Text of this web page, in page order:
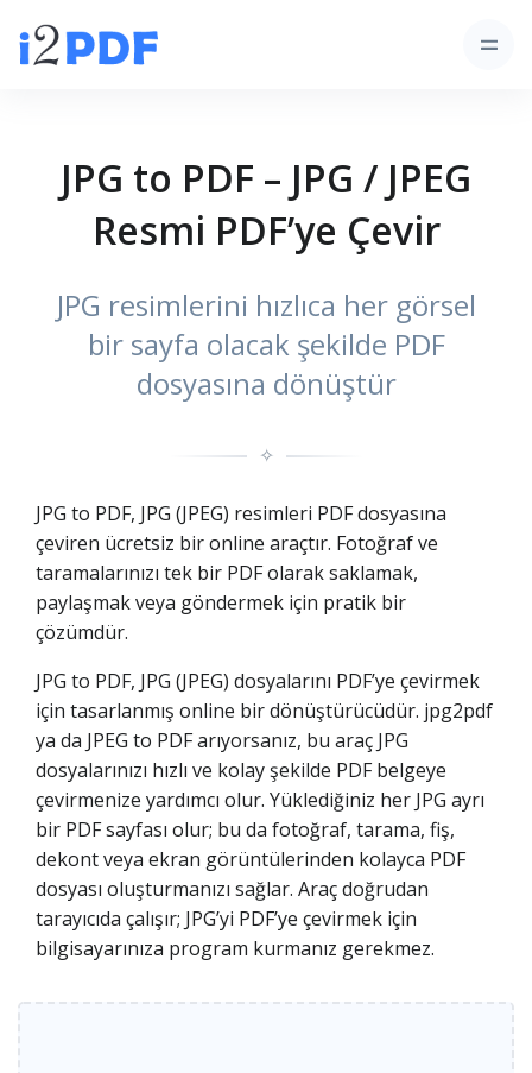
JPG to PDF – JPG / JPEG
Resmi PDF’ye Çevir
JPG resimlerini hızlıca her görsel
bir sayfa olacak şekilde PDF
dosyasına dönüştür
✧
JPG to PDF, JPG (JPEG) resimleri PDF dosyasına
çeviren ücretsiz bir online araçtır. Fotoğraf ve
taramalarınızı tek bir PDF olarak saklamak,
paylaşmak veya göndermek için pratik bir
çözümdür.
JPG to PDF, JPG (JPEG) dosyalarını PDF’ye çevirmek
için tasarlanmış online bir dönüştürücüdür. jpg2pdf
ya da JPEG to PDF arıyorsanız, bu araç JPG
dosyalarınızı hızlı ve kolay şekilde PDF belgeye
çevirmenize yardımcı olur. Yüklediğiniz her JPG ayrı
bir PDF sayfası olur; bu da fotoğraf, tarama, fiş,
dekont veya ekran görüntülerinden kolayca PDF
dosyası oluşturmanızı sağlar. Araç doğrudan
tarayıcıda çalışır; JPG’yi PDF’ye çevirmek için
bilgisayarınıza program kurmanız gerekmez.